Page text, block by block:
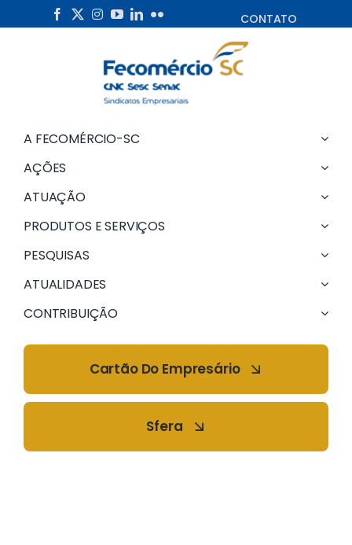
to
CONTATO
A FECOMÉRCIO-SC
AÇÕES
ATUAÇÃO
PRODUTOS E SERVIÇOS
PESQUISAS
ATUALIDADES
CONTRIBUIÇÃO
Cartão Do Empresário
Sfera